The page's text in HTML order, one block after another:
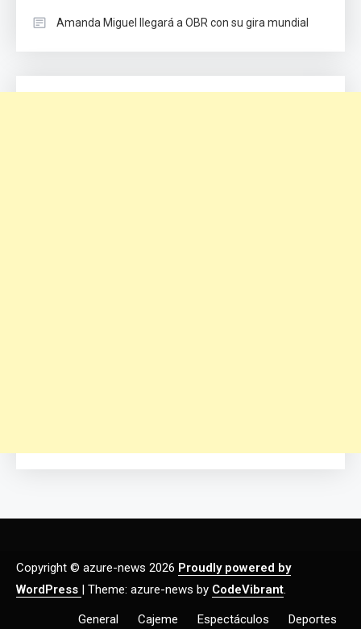
Amanda Miguel llegará a OBR con su gira mundial
Copyright © azure-news 2026 Proudly powered by
WordPress | Theme: azure-news by CodeVibrant
General Cajeme Espectáculos Deportes